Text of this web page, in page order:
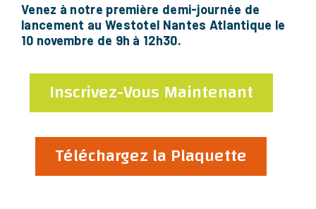
Venez à notre première demi-journée de
lancement au Westotel Nantes Atlantique le
10 novembre de 9h à 12h30.
Inscrivez-Vous Maintenant
Téléchargez la Plaquette